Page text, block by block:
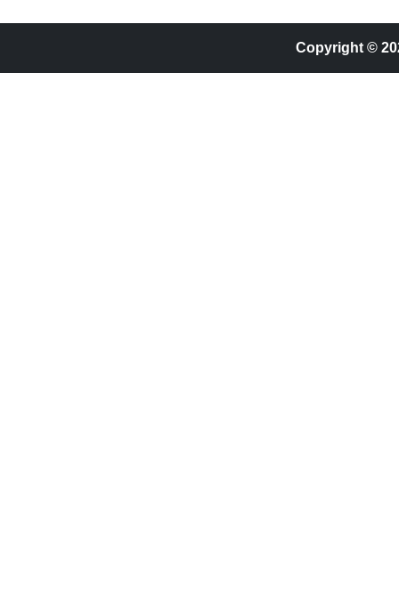
Copyright ©